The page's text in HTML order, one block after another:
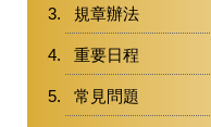
規章辦法
重要日程
常見問題